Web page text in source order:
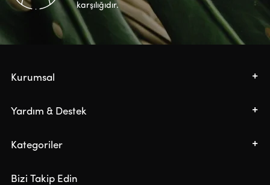
karşılığıdır.
Kurumsal
Yardım & Destek
Kategoriler
Bizi Takip Edin